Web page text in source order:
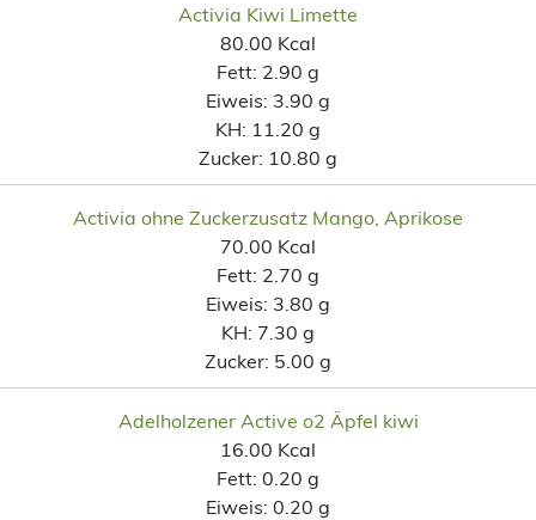
Activia Kiwi Limette
80.00 Kcal
Fett: 2.90 g
Eiweis: 3.90 g
KH: 11.20 g
Zucker: 10.80 g
Activia ohne Zuckerzusatz Mango, Aprikose
70.00 Kcal
Fett: 2.70 g
Eiweis: 3.80 g
KH: 7.30 g
Zucker: 5.00 g
Adelholzener Active o2 Äpfel kiwi
16.00 Kcal
Fett: 0.20 g
Eiweis: 0.20 g